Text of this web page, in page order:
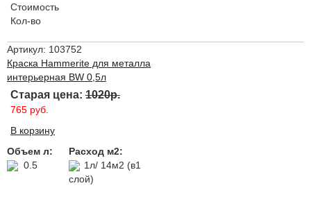
Стоимость
Кол-во
Артикул: 103752
Краска Hammerite для металла
интерьерная BW 0,5л
Старая цена: 1020р.
765 руб.
В корзину
Объем л:
0.5
Расход м2:
1л/ 14м2 (в1
слой)